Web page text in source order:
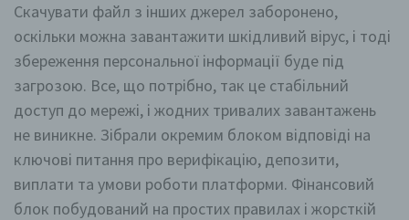
Скачувати файл з інших джерел заборонено,
оскільки можна завантажити шкідливий вірус, і тоді
збереження персональної інформації буде під
загрозою. Все, що потрібно, так це стабільний
доступ до мережі, і жодних тривалих завантажень
не виникне. Зібрали окремим блоком відповіді на
ключові питання про верифікацію, депозити,
виплати та умови роботи платформи. Фінансовий
блок побудований на простих правилах і жорсткій